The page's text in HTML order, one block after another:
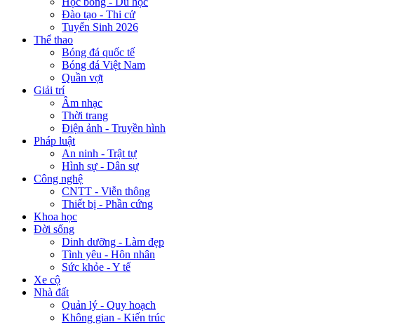
Đào tạo - Thi cử
Tuyển Sinh 2026
Thể thao
Bóng đá quốc tế
Bóng đá Việt Nam
Quần vợt
Giải trí
Âm nhạc
Thời trang
Điện ảnh - Truyền hình
Pháp luật
An ninh - Trật tự
Hình sự - Dân sự
Công nghệ
CNTT - Viễn thông
Thiết bị - Phần cứng
Khoa học
Đời sống
Dinh dưỡng - Làm đẹp
Tình yêu - Hôn nhân
Sức khỏe - Y tế
Xe cộ
Nhà đất
Quản lý - Quy hoạch
Không gian - Kiến trúc